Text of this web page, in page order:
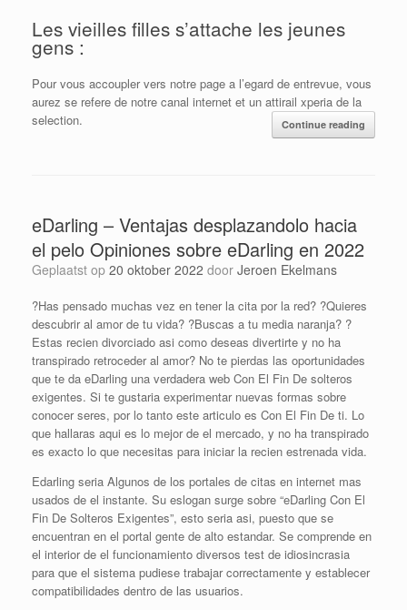
Les vieilles filles s’attache les jeunes
gens :
Pour vous accoupler vers notre page a l’egard de entrevue, vous
aurez se refere de notre canal internet et un attirail xperia de la
selection.
Continue reading
eDarling – Ventajas desplazandolo hacia
el pelo Opiniones sobre eDarling en 2022
Geplaatst op 20 oktober 2022 door Jeroen Ekelmans
?Has pensado muchas vez en tener la cita por la red? ?Quieres
descubrir al amor de tu vida? ?Buscas a tu media naranja? ?
Estas recien divorciado asi­ como deseas divertirte y no ha
transpirado retroceder al amor? No te pierdas las oportunidades
que te da eDarling una verdadera web Con El Fin De solteros
exigentes. Si te gustaria experimentar nuevas formas sobre
conocer seres, por lo tanto este articulo es Con El Fin De ti. Lo
que hallaras aqui es lo mejor de el mercado, y no ha transpirado
es exacto lo que necesitas para iniciar la recien estrenada vida.
Edarling seri­a Algunos de los portales de citas en internet mas
usados de el instante. Su eslogan surge sobre “eDarling Con El
Fin De Solteros Exigentes”, esto seri­a asi, puesto que se
encuentran en el portal gente de alto estandar. Se comprende en
el interior de el funcionamiento diversos test de idiosincrasia
para que el sistema pudiese trabajar correctamente y establecer
compatibilidades dentro de las usuarios.